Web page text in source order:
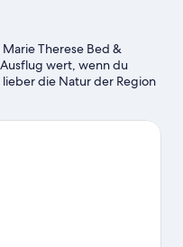
Therese Bed &
wert, wenn du
die Natur der Region
besuchen: Lake Tekapo
sind zwei weitere